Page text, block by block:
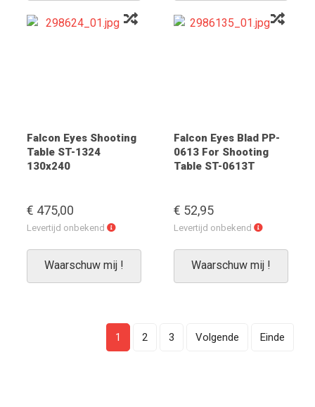
Falcon Eyes Shooting
Table ST-1324
130x240
€ 475,00
Levertijd onbekend
Levertijd
Waarschuw mij !
Falcon Eyes Blad PP-
0613 For Shooting
Table ST-0613T
€ 52,95
Levertijd onbekend
Levertijd
Waarschuw mij !
1 2 3 Volgende Einde